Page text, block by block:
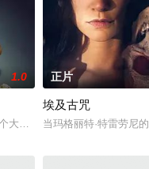
经历荒唐的创业求职后，几
1.0
大学生和她的父母偶遇了她的
正片
埃及古咒
当玛格丽特·特雷劳尼